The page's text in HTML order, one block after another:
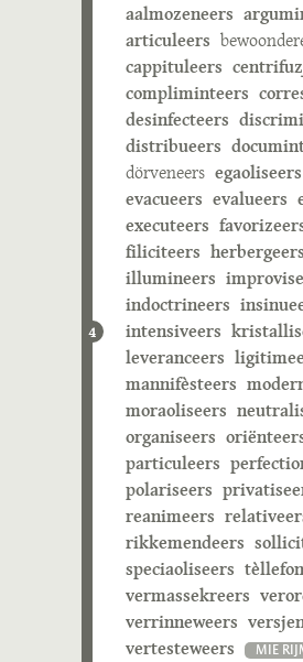
4
aalmozeneers
articuleers
cappituleers
compliminteers
desinfecteers
distribueers
dörveneers egaoliseers
evacueers evalueers
executeers
filiciteers herbergeers
illumineers
indoctrineers
intensiveers
leveranceers
mannifèsteers
moraoliseers
organiseers
particuleers
polariseers
reanimeers
rikkemendeers
speciaoliseers
vermassekreers
verrinneweers
vertesteweers
MIE